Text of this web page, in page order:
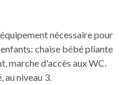
nécessaire pour
chaise bébé pliante
marche d'accès aux WC.
au niveau 3.